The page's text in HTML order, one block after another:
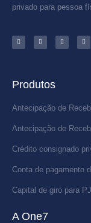
privado para pessoa
Produtos
Antecipação de
Antecipação de
Crédito consignado
Conta de pagamento
Capital de giro para PJ
A One7